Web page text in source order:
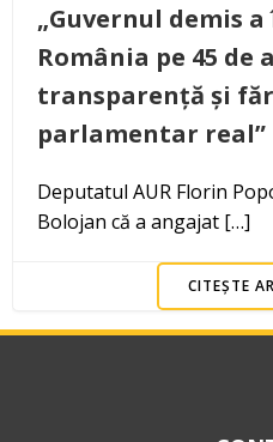
„Guvernul demis
România pe 45 de
transparență și
parlamentar real”
Deputatul AUR Florin
Bolojan că a angajat […]
CITEȘTE